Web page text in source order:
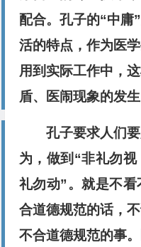
配合。孔子的“中庸
活的特点，作为医
用到实际工作中，
盾、医闹现象的发生
孔子要求人们
为，做到“非礼勿
礼勿动”。就是不
合道德规范的话，
不合道德规范的事